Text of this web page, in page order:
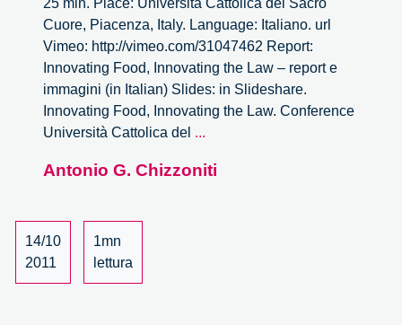
25 min. Place: Università Cattolica del Sacro
Cuore, Piacenza, Italy. Language: Italiano. url
Vimeo: http://vimeo.com/31047462 Report:
Innovating Food, Innovating the Law – report e
immagini (in Italian) Slides: in Slideshare.
Innovating Food, Innovating the Law. Conference
Università Cattolica del ...
Innovating
Antonio G. Chizzoniti
14/10
2011
1mn
lettura